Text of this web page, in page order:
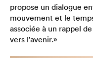
propose un dialogue
mouvement et le
associée à un rappel
vers l’avenir.»